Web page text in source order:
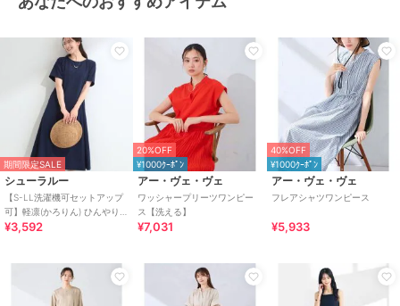
期間限定SALE
シューラルー
【S-LL洗濯機可セットアップ
可】軽凛(かろりん) ひんやり切
替ワンピース
¥3,592
20%OFF
¥1000ｸｰﾎﾟﾝ
アー・ヴェ・ヴェ
ワッシャープリーツワンピー
ス【洗える】
¥7,031
40%OFF
¥1000ｸｰﾎﾟﾝ
アー・ヴェ・ヴェ
フレアシャツワンピース
¥5,933